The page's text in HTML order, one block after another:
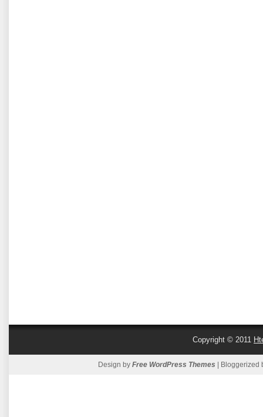
Copyright © 2011
Design by Free WordPress Themes | Bloggerized